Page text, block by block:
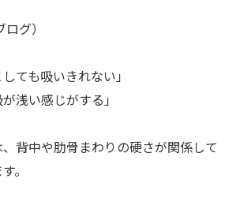
グ）
ても吸いきれない」
浅い感じがする」
背中や肋骨まわりの硬さが関係して
。